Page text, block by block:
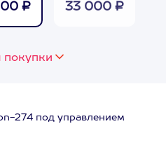
₽ 33 000 ₽
покупки
274 под управлением